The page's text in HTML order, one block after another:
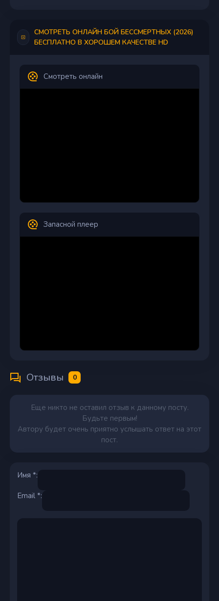
СМОТРЕТЬ ОНЛАЙН БОЙ БЕССМЕРТНЫХ (2026)
БЕСПЛАТНО В ХОРОШЕМ КАЧЕСТВЕ HD
Смотреть онлайн
Запасной плеер
Отзывы 0
Еще никто не оставил отзыв к данному посту.
Будьте первым!
Автору будет очень приятно услышать ответ на этот
пост.
Имя *:
Email *: